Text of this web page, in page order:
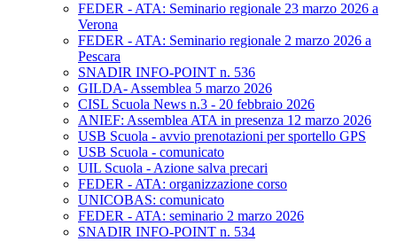
FEDER - ATA: Seminario regionale 23 marzo 2026 a
Verona
FEDER - ATA: Seminario regionale 2 marzo 2026 a
Pescara
SNADIR INFO-POINT n. 536
GILDA- Assemblea 5 marzo 2026
CISL Scuola News n.3 - 20 febbraio 2026
ANIEF: Assemblea ATA in presenza 12 marzo 2026
USB Scuola - avvio prenotazioni per sportello GPS
USB Scuola - comunicato
UIL Scuola - Azione salva precari
FEDER - ATA: organizzazione corso
UNICOBAS: comunicato
FEDER - ATA: seminario 2 marzo 2026
SNADIR INFO-POINT n. 534